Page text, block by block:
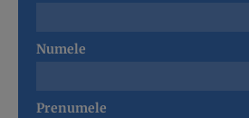
Numele
Prenumele